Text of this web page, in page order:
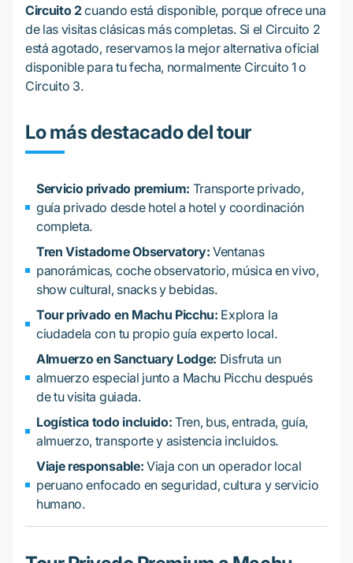
Circuito 2cuando está disponible, porque ofrece una
de las visitas clásicas más completas. Si el Circuito 2
está agotado, reservamos la mejor alternativa oficial
disponible para tu fecha, normalmente Circuito 1 o
Circuito 3.
Lo más destacado del tour
Servicio privado premium: Transporte privado,
guía privado desde hotel a hotel y coordinación
completa.
Tren Vistadome Observatory: Ventanas
panorámicas, coche observatorio, música en vivo,
show cultural, snacks y bebidas.
Tour privado en Machu Picchu: Explora la
ciudadela con tu propio guía experto local.
Almuerzo en Sanctuary Lodge: Disfruta un
almuerzo especial junto a Machu Picchu después
de tu visita guiada.
Logística todo incluido: Tren, bus, entrada, guía,
almuerzo, transporte y asistencia incluidos.
Viaje responsable: Viaja con un operador local
peruano enfocado en seguridad, cultura y servicio
humano.